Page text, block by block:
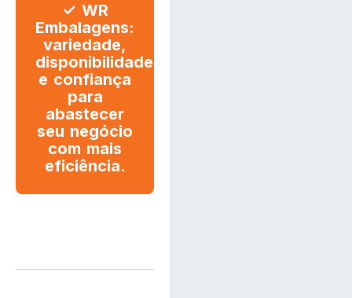
✓ WR
Embalagens:
variedade,
disponibilidade
e confiança
para
abastecer
seu negócio
com mais
eficiência.